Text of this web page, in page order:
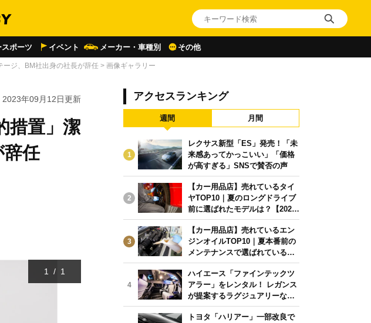
ポーツ イベント メーカー・車種別 その他
ージ、BM社出身の社長が辞任 > 画像ギャラリー
2023年09月12日更新
措置」潔
辞任
1 / 1
アクセスランキング
週間 月間
1
レクサス新型「ES」発売！「未
来感あってかっこいい」「価格
が高すぎる」SNSで賛否の声
2
【カー用品店】売れているタイ
ヤTOP10｜夏のロングドライブ
前に選ばれたモデルは？【2026
年6月版】
3
【カー用品店】売れているエン
ジンオイルTOP10｜夏本番前の
メンテナンスで選ばれている人
気モデルは？【2026年6月版】
4
ハイエース「ファインテックツ
アラー」をレンタル！ レガンス
が提案するラグジュアリーな移
動体験
トヨタ「ハリアー」一部改良で